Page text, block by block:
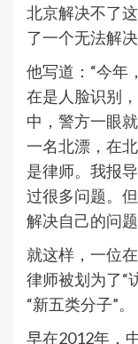
北京解决不了
了一个无法解决
他写道：“今年
在是人脸识别
中，警方一眼
一名北漂，在
是律师。我报
过很多问题。
解决自己的问
就这样，一位
律师被划为了“
“新五类分子”。
早在2012年，